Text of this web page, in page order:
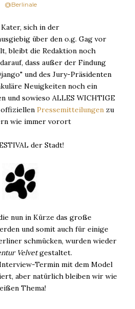
@Berlinale
sich in der
über den o.g. Gag vor
bleibt die Redaktion noch
dass außer der Findung
und des Jury-Präsidenten
Neuigkeiten noch ein
und sowieso ALLES WICHTIGE
Pressemitteilungen zu
wie immer vorort
der Stadt!
nun in Kürze das große
und somit auch für einige
schmücken, wurden wieder
Velvetgestaltet.
Termin mit dem Model
aber natürlich bleiben wir wie
Thema!